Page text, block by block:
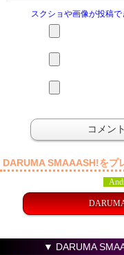
スクショや画像が投稿
DARUMA SMAAASH!をプ
▼ DARUMA